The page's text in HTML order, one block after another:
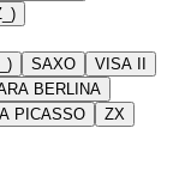
SAXO
VISA II
BERLINA
PICASSO
ZX